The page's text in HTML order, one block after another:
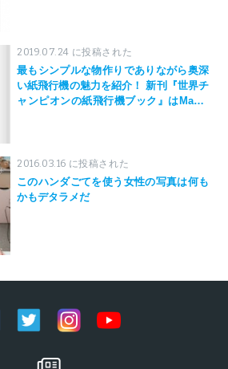
2019.07.24 に投稿された
最もシンプルな物作りでありながら奥深
い紙飛行機の魅力を紹介！ 新刊『世界チ
ャンピオンの紙飛行機ブック』はMaker
2016.03.16 に投稿された
このハンダごてを使う女性の写真は何も
かもデタラメだ